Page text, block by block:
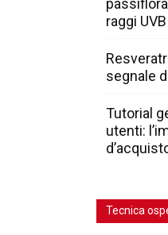
raggi UVB
segnale
Tutorial
utenti:
Tecnica